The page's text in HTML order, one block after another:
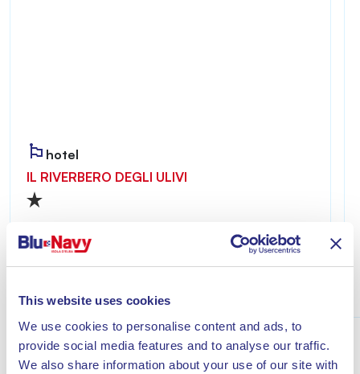
This website uses cookies
We use cookies to personalise content and ads, to
provide social media features and to analyse our traffic.
We also share information about your use of our site with
hotel
IL RIVERBERO DEGLI ULIVI
ruhiger Ort – ideal für alle, die einen erholsamen
Aufenthalt nur wenige Minuten vom Meer von
Lacona entfernt genießen möchten.